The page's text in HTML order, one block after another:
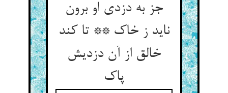
جز به دزدی او برون
ناید ز خاک ** تا کند
خالق از آن دزدیش
پاک‏